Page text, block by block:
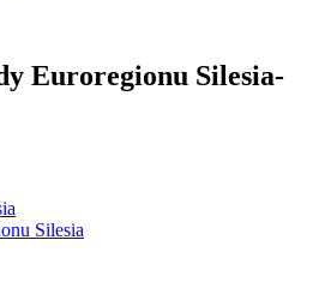
Euroregionu Silesia-
Silesia